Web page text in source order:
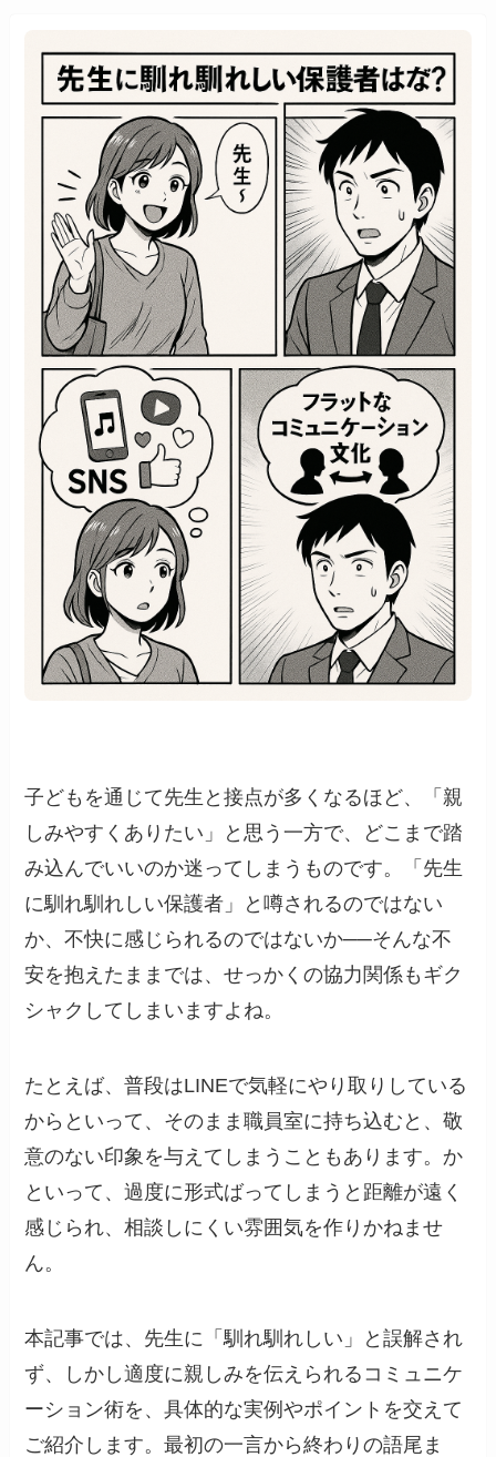
子どもを通じて先生と接点が多くなるほど、「親
しみやすくありたい」と思う一方で、どこまで踏
み込んでいいのか迷ってしまうものです。「先生
に馴れ馴れしい保護者」と噂されるのではない
か、不快に感じられるのではないか──そんな不
安を抱えたままでは、せっかくの協力関係もギク
シャクしてしまいますよね。
たとえば、普段はLINEで気軽にやり取りしている
からといって、そのまま職員室に持ち込むと、敬
意のない印象を与えてしまうこともあります。か
といって、過度に形式ばってしまうと距離が遠く
感じられ、相談しにくい雰囲気を作りかねませ
ん。
本記事では、先生に「馴れ馴れしい」と誤解され
ず、しかし適度に親しみを伝えられるコミュニケ
ーション術を、具体的な実例やポイントを交えて
ご紹介します。最初の一言から終わりの語尾ま